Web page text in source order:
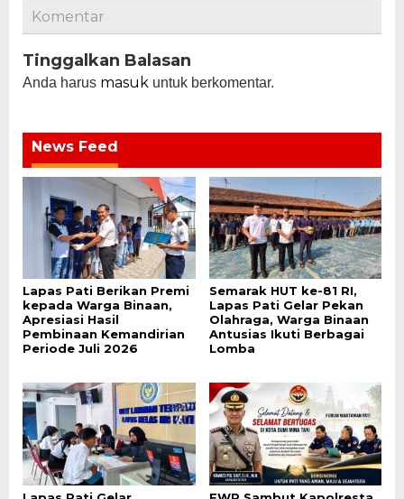
Komentar
Tinggalkan Balasan
Anda harus masuk untuk berkomentar.
News Feed
Lapas Pati Berikan Premi
kepada Warga Binaan,
Apresiasi Hasil
Pembinaan Kemandirian
Periode Juli 2026
Semarak HUT ke-81 RI,
Lapas Pati Gelar Pekan
Olahraga, Warga Binaan
Antusias Ikuti Berbagai
Lomba